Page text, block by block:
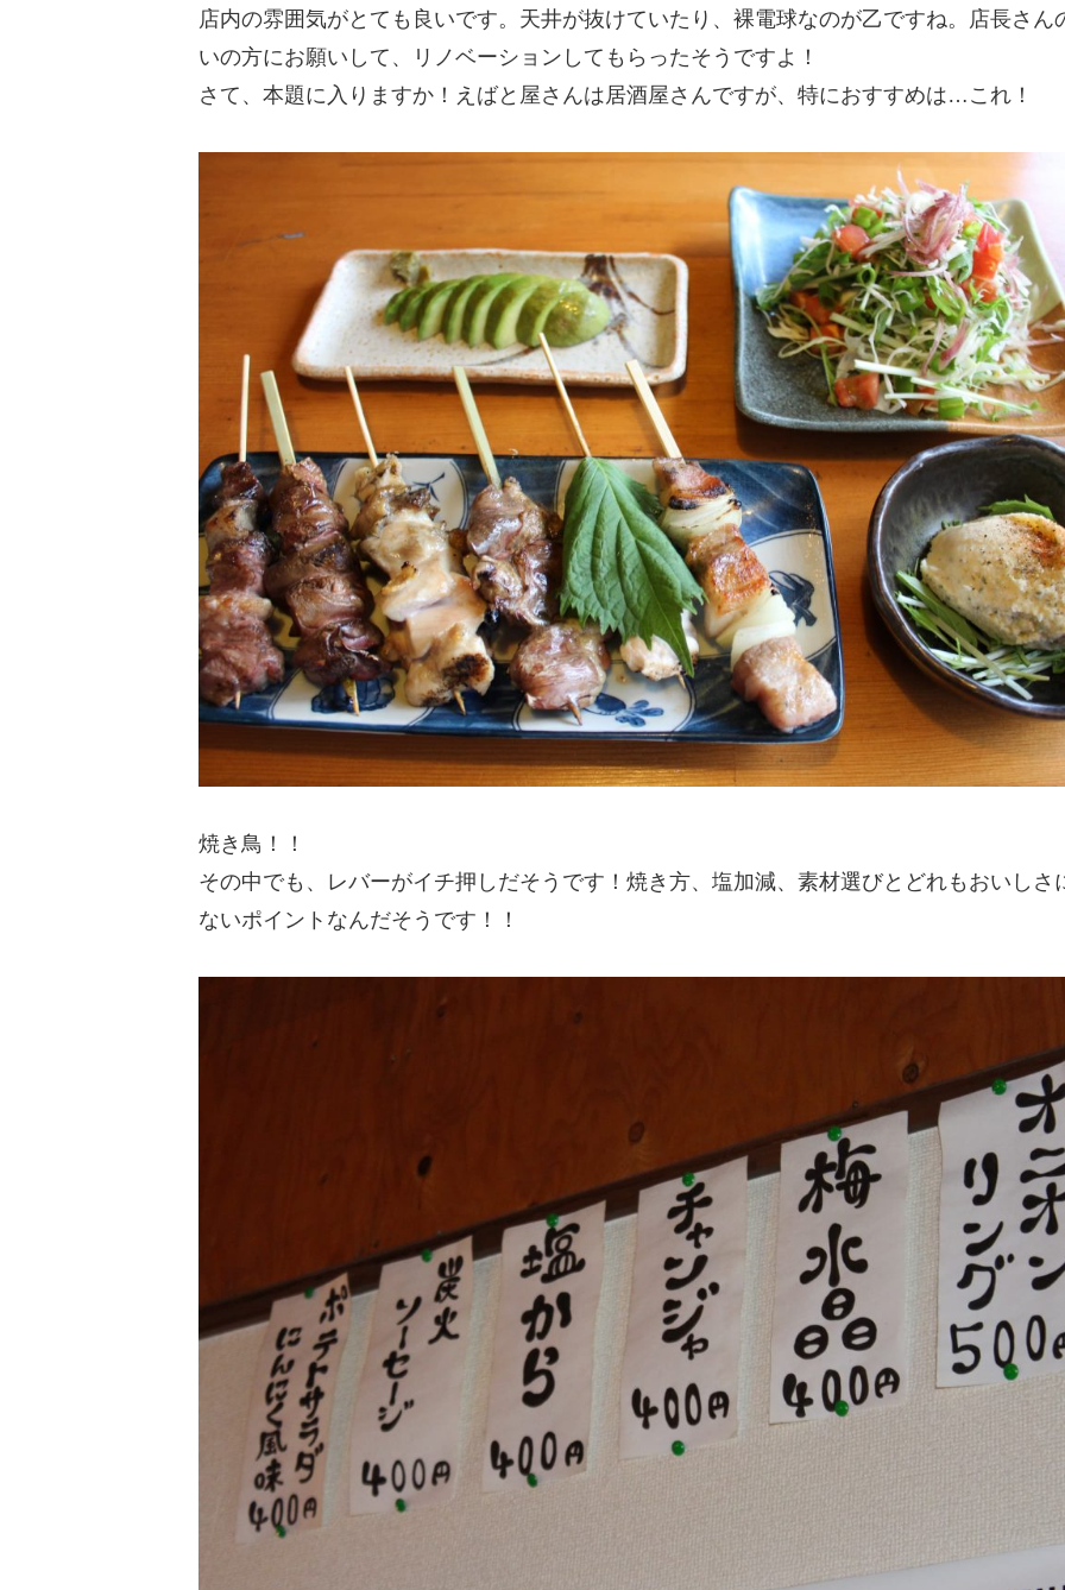
店内の雰囲気がとても良いです。天井が抜けていたり、裸電球なのが乙ですね。店長さん
いの方にお願いして、リノベーションしてもらったそうですよ！
さて、本題に入りますか！えばと屋さんは居酒屋さんですが、特におすすめは…これ！
焼き鳥！！
その中でも、レバーがイチ押しだそうです！焼き方、塩加減、素材選びとどれもおいしさ
ないポイントなんだそうです！！